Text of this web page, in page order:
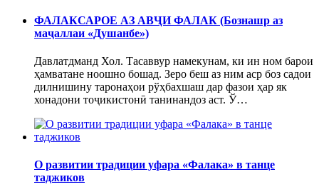
ФАЛАКСАРОЕ АЗ АВҶИ ФАЛАК (Бознашр аз
маҷаллаи «Душанбе»)
Давлатдманд Хол. Тасаввур намекунам, ки ин ном барои
ҳамватане ноошно бошад. Зеро беш аз ним аср боз садои
дилнишину таронаҳои рўҳбахшаш дар фазои ҳар як
хонадони тоҷикистонӣ танинандоз аст. Ў…
О развитии традиции уфара «Фалака» в танце
таджиков